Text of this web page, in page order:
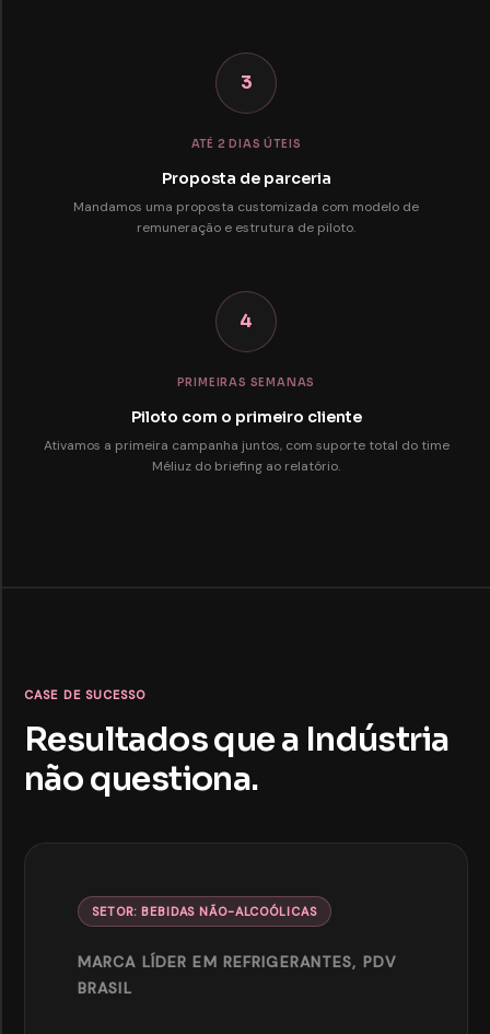
3
ATÉ 2 DIAS ÚTEIS
Proposta de parceria
Mandamos uma proposta customizada com modelo de
remuneração e estrutura de piloto.
4
PRIMEIRAS SEMANAS
Piloto com o primeiro cliente
Ativamos a primeira campanha juntos, com suporte total do time
Méliuz do briefing ao relatório.
CASE DE SUCESSO
Resultados que a Indústria
não questiona.
SETOR: BEBIDAS NÃO-ALCOÓLICAS
MARCA LÍDER EM REFRIGERANTES, PDV
BRASIL